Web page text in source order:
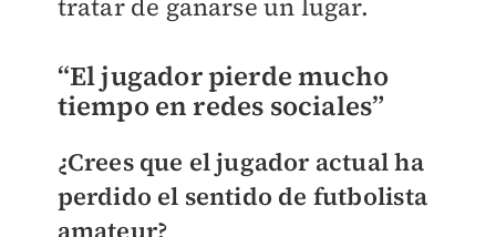
tratar de ganarse un lugar.
“El jugador pierde mucho
tiempo en redes sociales”
¿Crees que el jugador actual ha
perdido el sentido de futbolista